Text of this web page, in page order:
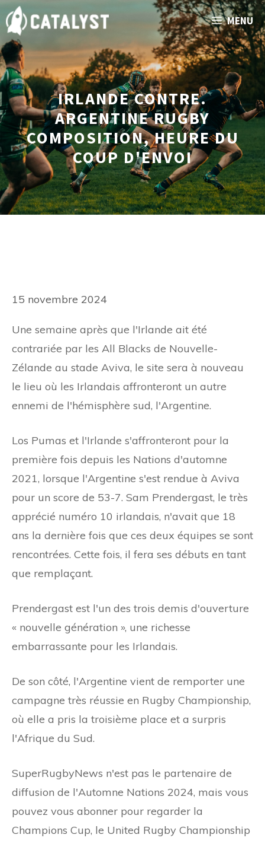
Aller
au
contenu
MENU
IRLANDE CONTRE.
ARGENTINE RUGBY
COMPOSITION, HEURE DU
COUP D'ENVOI
15 novembre 2024
Une semaine après que l'Irlande ait été
contrariée par les All Blacks de Nouvelle-
Zélande au stade Aviva, le site sera à nouveau
le lieu où les Irlandais affronteront un autre
ennemi de l'hémisphère sud, l'Argentine.
Los Pumas et l'Irlande s'affronteront pour la
première fois depuis les Nations d'automne
2021, lorsque l'Argentine s'est rendue à Aviva
pour un score de 53-7. Sam Prendergast, le très
apprécié numéro 10 irlandais, n'avait que 18
ans la dernière fois que ces deux équipes se sont
rencontrées. Cette fois, il fera ses débuts en tant
que remplaçant.
Prendergast est l'un des trois demis d'ouverture
« nouvelle génération », une richesse
embarrassante pour les Irlandais.
De son côté, l'Argentine vient de remporter une
campagne très réussie en Rugby Championship,
où elle a pris la troisième place et a surpris
l'Afrique du Sud.
SuperRugbyNews n'est pas le partenaire de
diffusion de l'Automne Nations 2024, mais vous
pouvez vous abonner pour regarder la
Champions Cup, le United Rugby Championship